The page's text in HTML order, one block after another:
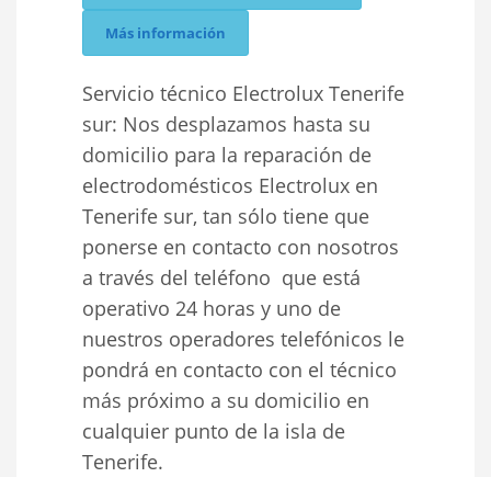
Más información
Servicio técnico Electrolux Tenerife
sur: Nos desplazamos hasta su
domicilio para la reparación de
electrodomésticos Electrolux en
Tenerife sur, tan sólo tiene que
ponerse en contacto con nosotros
a través del teléfono que está
operativo 24 horas y uno de
nuestros operadores telefónicos le
pondrá en contacto con el técnico
más próximo a su domicilio en
cualquier punto de la isla de
Tenerife.